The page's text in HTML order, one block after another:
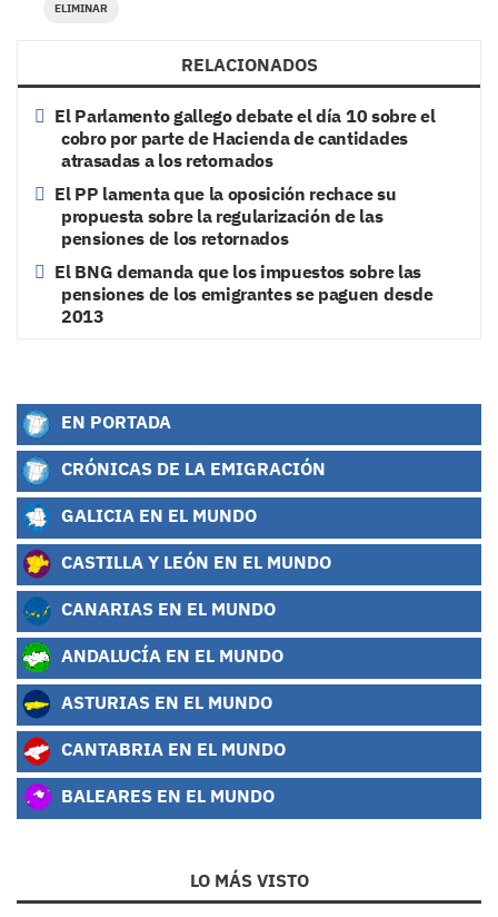
ELIMINAR
RELACIONADOS
El Parlamento gallego debate el día 10 sobre el
cobro por parte de Hacienda de cantidades
atrasadas a los retornados
El PP lamenta que la oposición rechace su
propuesta sobre la regularización de las
pensiones de los retornados
El BNG demanda que los impuestos sobre las
pensiones de los emigrantes se paguen desde
2013
EN PORTADA
CRÓNICAS DE LA EMIGRACIÓN
GALICIA EN EL MUNDO
CASTILLA Y LEÓN EN EL MUNDO
CANARIAS EN EL MUNDO
ANDALUCÍA EN EL MUNDO
ASTURIAS EN EL MUNDO
CANTABRIA EN EL MUNDO
BALEARES EN EL MUNDO
LO MÁS VISTO